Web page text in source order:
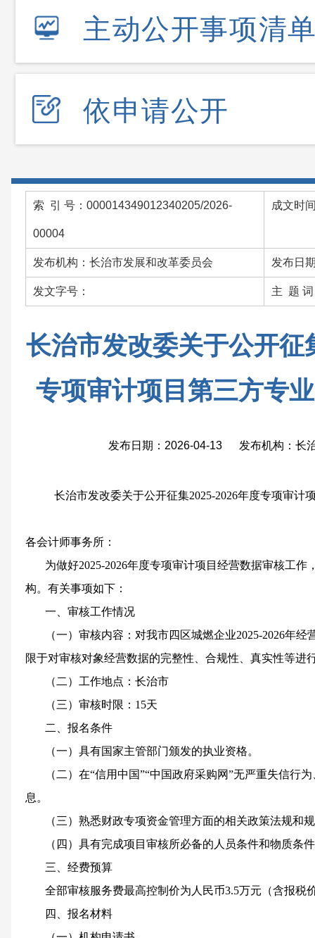
主动公开事项清
依申请公开
索 引 号：000014349012340205/2026-
00004
成文时
发布机构：长治市发展和改革委员会 发布日
发文字号： 主 题 词
长治市发改委关于公开征
专项审计项目第三方专
发布日期：2026-04-13 发布机构：长
长治市发改委关于公开征集2025-2026年度专项审计
各会计师事务所：
为做好2025-2026年度专项审计项目 经营数据审核工作
构。有关事项如下：
一、审核工作情况
（一）审核内容： 对我市四区城燃企业2025-2026年经
限于对审核对象经营数据的完整性、合规性、真实性等进
（二）工作地点：长治市
（三）审核时限： 15天
二、报名条件
（一）具有国家主管部门颁发的执业资格。
（二）在“信用中国”“中国政府采购网”无严重失信行
息。
（三）熟悉财政专项资金管理方面的相关政策法规和
（四）具有完成项目审核所必备的人员条件和物质条
三、经费预算
全部审核服务费最高控制价为人民币3.5万元 （含报税
四、报名材料